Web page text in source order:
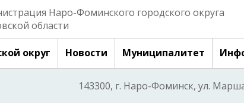
Наро-Фоминского городского округа
области
округ Новости Муниципалитет
143300, г. Наро-Фоминск, ул.